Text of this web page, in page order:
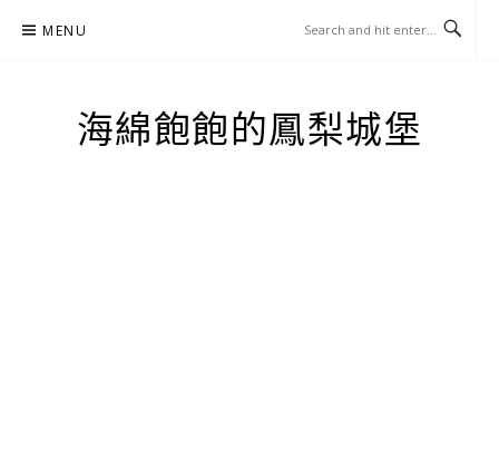
MENU
海綿飽飽的鳳梨城堡